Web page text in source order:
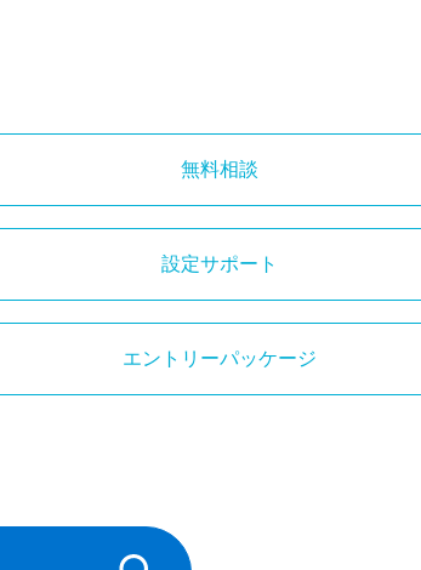
無料相談
設定サポート
エントリーパッケージ